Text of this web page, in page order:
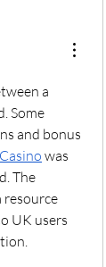
a
Some
and bonus
was
The
resource
UK users